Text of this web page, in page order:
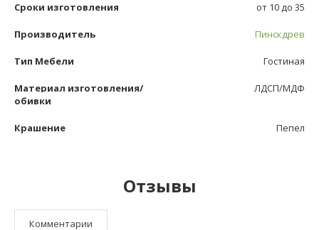
Сроки изготовления от 10 до 35
Производитель Пинскдрев
Тип Мебели Гостиная
Материал изготовления/
обивки
ЛДСП/МДФ
Крашение Пепел
Отзывы
Комментарии